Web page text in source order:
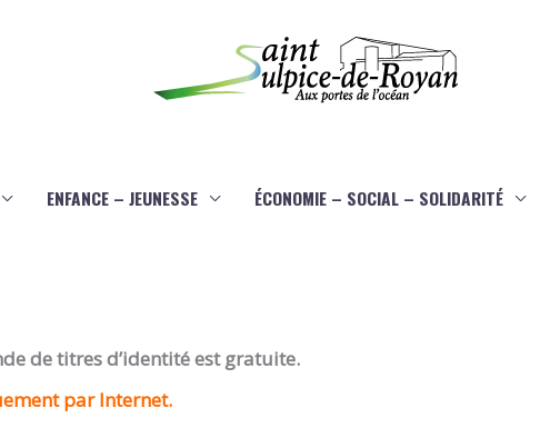
ENFANCE – JEUNESSE ÉCONOMIE – SOCIAL – SOLIDARITÉ
de titres d’identité est gratuite.
par Internet.